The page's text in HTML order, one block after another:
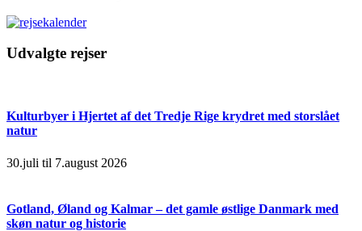
Udvalgte rejser
Kulturbyer i Hjertet af det Tredje Rige krydret med storslået
natur
30.juli til 7.august 2026
Gotland, Øland og Kalmar – det gamle østlige Danmark med
skøn natur og historie